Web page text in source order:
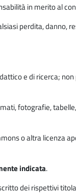
in merito al
perdita, danno,
e di ricerca;
fotografie,
o altra licenza
indicata.
dei rispettivi